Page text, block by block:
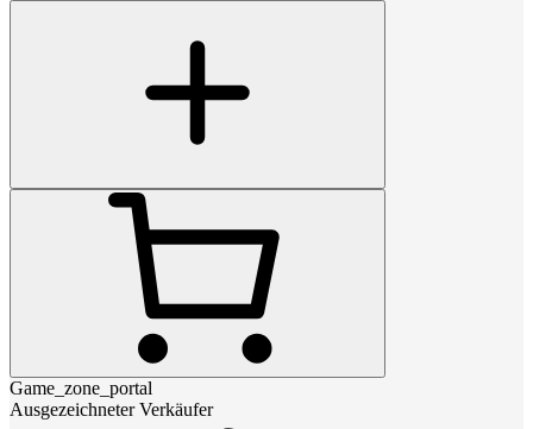
Game_zone_portal
Ausgezeichneter Verkäufer